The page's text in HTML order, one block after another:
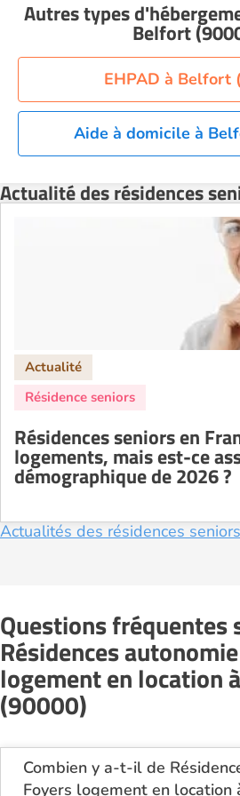
Autres types
Belfort
EHPAD à Belfort
Aide à domicile à
Actualité des résidences
Résidences seniors en
logements, mais est-ce
démographique de 2026 ?
Actualités des résidences seniors
Questions fréquentes
Résidences
logement en location
(90000)
Combien y a-t-il de
Foyers logement en location